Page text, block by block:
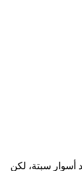
أسوار سبتة، لكن